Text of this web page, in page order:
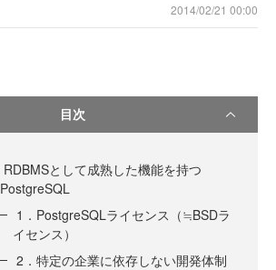
2014/02/21 00:00
目次
RDBMSとして成熟した機能を持つ
PostgreSQL
1．PostgreSQLライセンス（≒BSDラ
イセンス）
2．特定の企業に依存しない開発体制